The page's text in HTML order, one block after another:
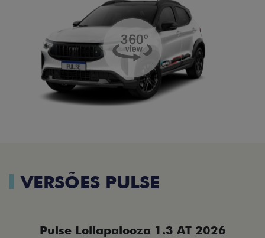
VERSÕES PULSE
Pulse Lollapalooza 1.3 AT 2026